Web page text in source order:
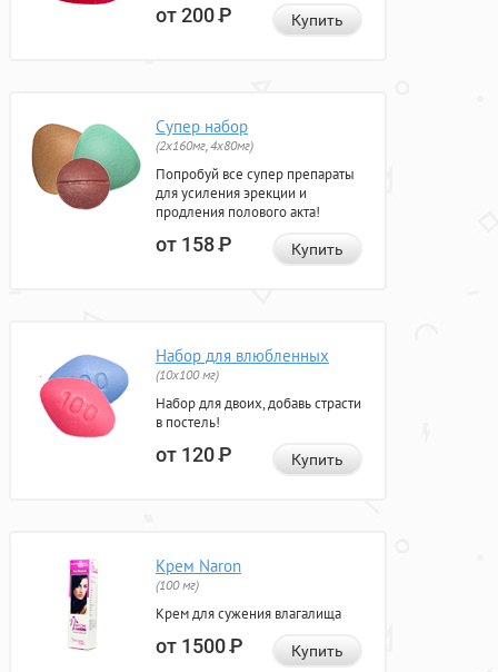
от 200Р Купить
Супер набор
(2х160мг, 4х80мг)
Попробуй все супер препараты
для усиления эрекции и
продления полового акта!
от 158Р Купить
Набор для влюбленных
(10х100 мг)
Набор для двоих, добавь страсти
в постель!
от 120Р Купить
Крем Naron
(100 мг)
Крем для сужения влагалища
от 1500Р Купить